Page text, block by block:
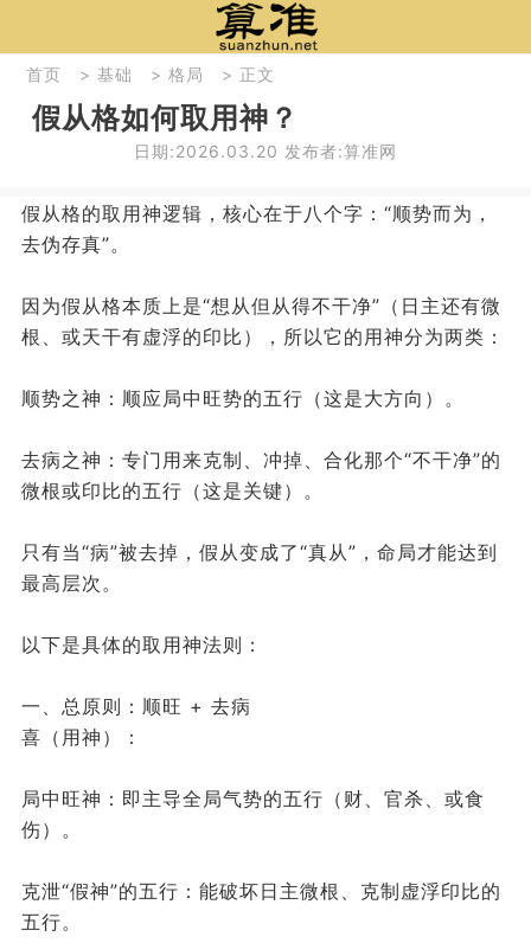
首页 > 基础 > 格局 > 正文
假从格如何取用神？
日期:2026.03.20 发布者:算准网
假从格的取用神逻辑，核心在于八个字：“顺势而为，
去伪存真”。
因为假从格本质上是“想从但从得不干净”（日主还有微
根、或天干有虚浮的印比），所以它的用神分为两类：
顺势之神：顺应局中旺势的五行（这是大方向）。
去病之神：专门用来克制、冲掉、合化那个“不干净”的
微根或印比的五行（这是关键）。
只有当“病”被去掉，假从变成了“真从”，命局才能达到
最高层次。
以下是具体的取用神法则：
一、总原则：顺旺 + 去病
喜（用神）：
局中旺神：即主导全局气势的五行（财、官杀、或食
伤）。
克泄“假神”的五行：能破坏日主微根、克制虚浮印比的
五行。